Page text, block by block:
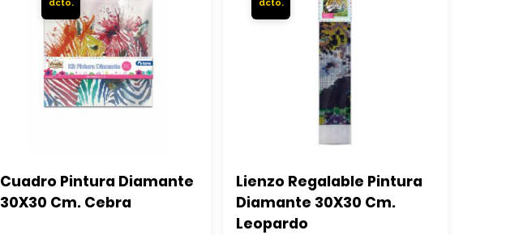
Cuadro Pintura Diamante
30X30 Cm. Cebra
Lienzo Regalable Pintura
Diamante 30X30 Cm.
Leopardo